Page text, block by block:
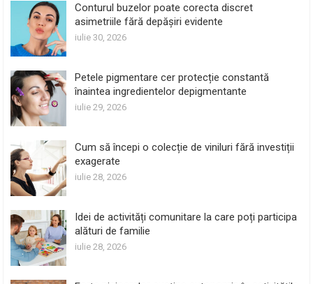
Conturul buzelor poate corecta discret
asimetriile fără depășiri evidente
iulie 30, 2026
Petele pigmentare cer protecție constantă
înaintea ingredientelor depigmentante
iulie 29, 2026
Cum să începi o colecție de viniluri fără investiții
exagerate
iulie 28, 2026
Idei de activități comunitare la care poți participa
alături de familie
iulie 28, 2026